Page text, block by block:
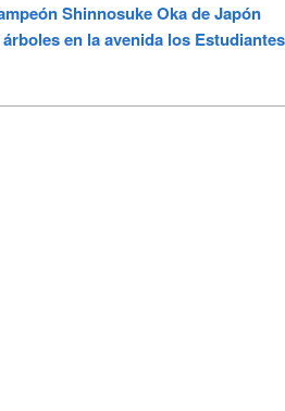
Shinnosuke Oka de Japón
árboles en la avenida los